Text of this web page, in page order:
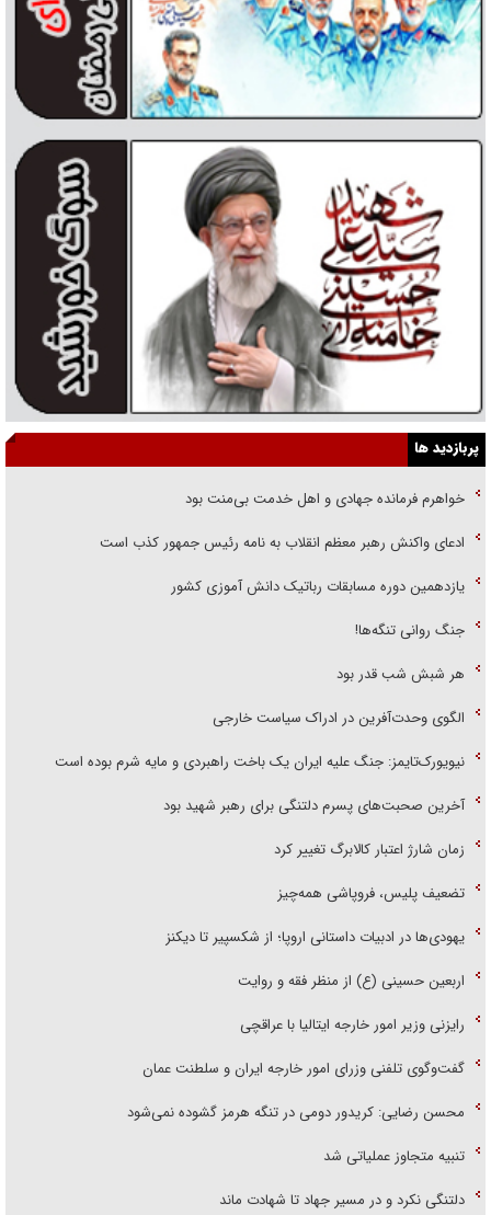
پربازدید ها
خواهرم فرمانده جهادی و اهل خدمت بی‌منت بود
ادعای واکنش رهبر معظم انقلاب به نامه رئیس جمهور کذب است
یازدهمین دوره مسابقات رباتیک دانش آموزی کشور
جنگ روانی تنگه‌ها!
هر شبش شب قدر بود
الگوی وحدت‌آفرین در ادراک سیاست خارجی
نیویورک‌تایمز: جنگ علیه ایران یک باخت راهبردی و مایه شرم بوده است
آخرین صحبت‌های پسرم دلتنگی برای رهبر شهید بود
زمان شارژ اعتبار کالابرگ تغییر کرد
تضعیف پلیس، فروپاشی همه‌چیز
یهودی‌ها در ادبیات داستانی اروپا؛ از شکسپیر تا دیکنز
اربعین حسینی (ع) از منظر فقه و روایت
رایزنی وزیر امور خارجه ایتالیا با عراقچی
گفت‌وگوی تلفنی وزرای امور خارجه ایران و سلطنت عمان
محسن رضایی: کریدور دومی در تنگه هرمز گشوده نمی‌شود
تنبیه متجاوز عملیاتی شد
دلتنگی نکرد و در مسیر جهاد تا شهادت ماند